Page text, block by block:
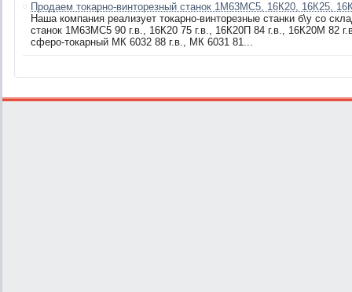
Продаем токарно-винторезный станок 1М63МС5, 16К20, 16К25,
Наша компания реализует токарно-винторезные станки б\у со
станок 1М63МС5 90 г.в., 16К20 75 г.в., 16К20П 84 г.в., 16К20М 82
сферо-токарный МК 6032 88 г.в., МК 6031 81...